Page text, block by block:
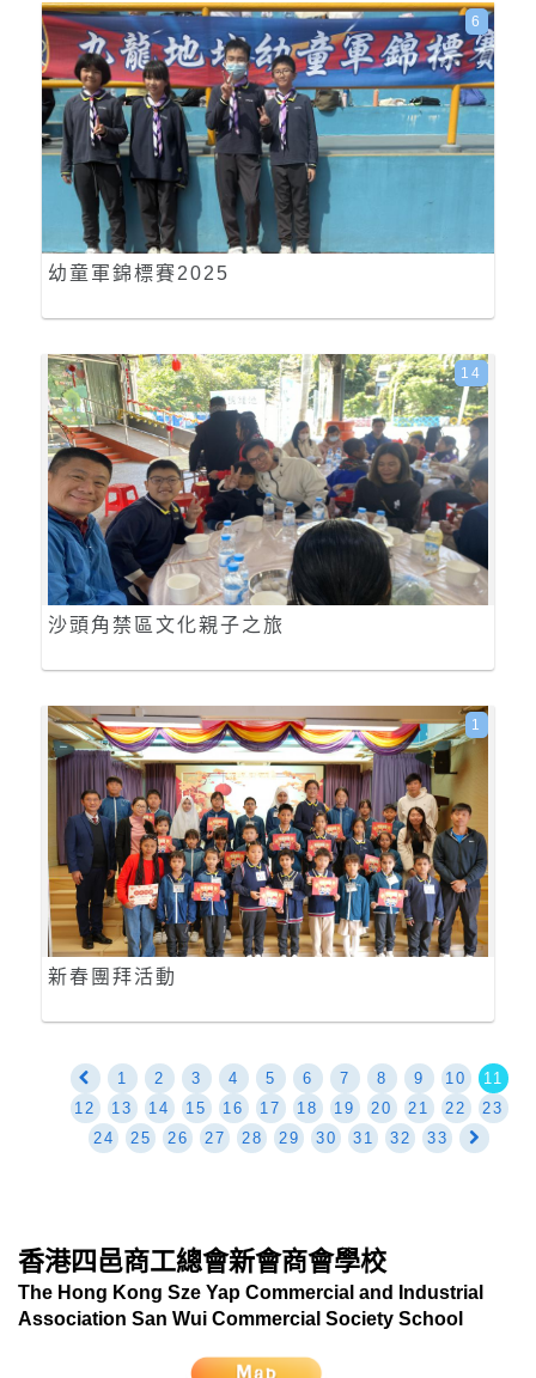
幼童軍錦標賽2025
6
沙頭角禁區文化親子之旅
14
新春團拜活動
1
1 2 3 4 5 6 7 8 9 10
11
12
13 14 15 16 17 18 19 20 21 22
23
24
25 26 27 28 29 30 31 32 33
香港四邑商工總會新會商會學校
The Hong Kong Sze Yap Commercial and Industrial
Association San Wui Commercial Society School